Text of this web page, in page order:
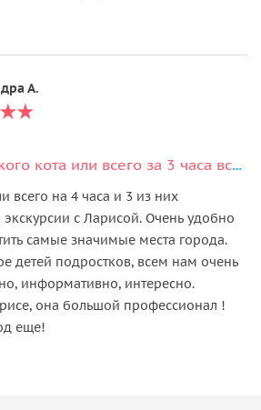
А.
По следам казанского кота или всего за 3 часа всё про Казань
всего на 4 часа и 3 из них
с Ларисой. Очень удобно
самые значимые места города.
детей подростков, всем нам очень
информативно, интересно.
она большой профессионал !
еще!